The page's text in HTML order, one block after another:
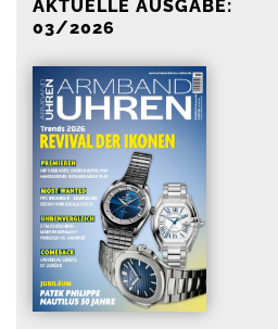
AKTUELLE AUSGABE:
03/2026